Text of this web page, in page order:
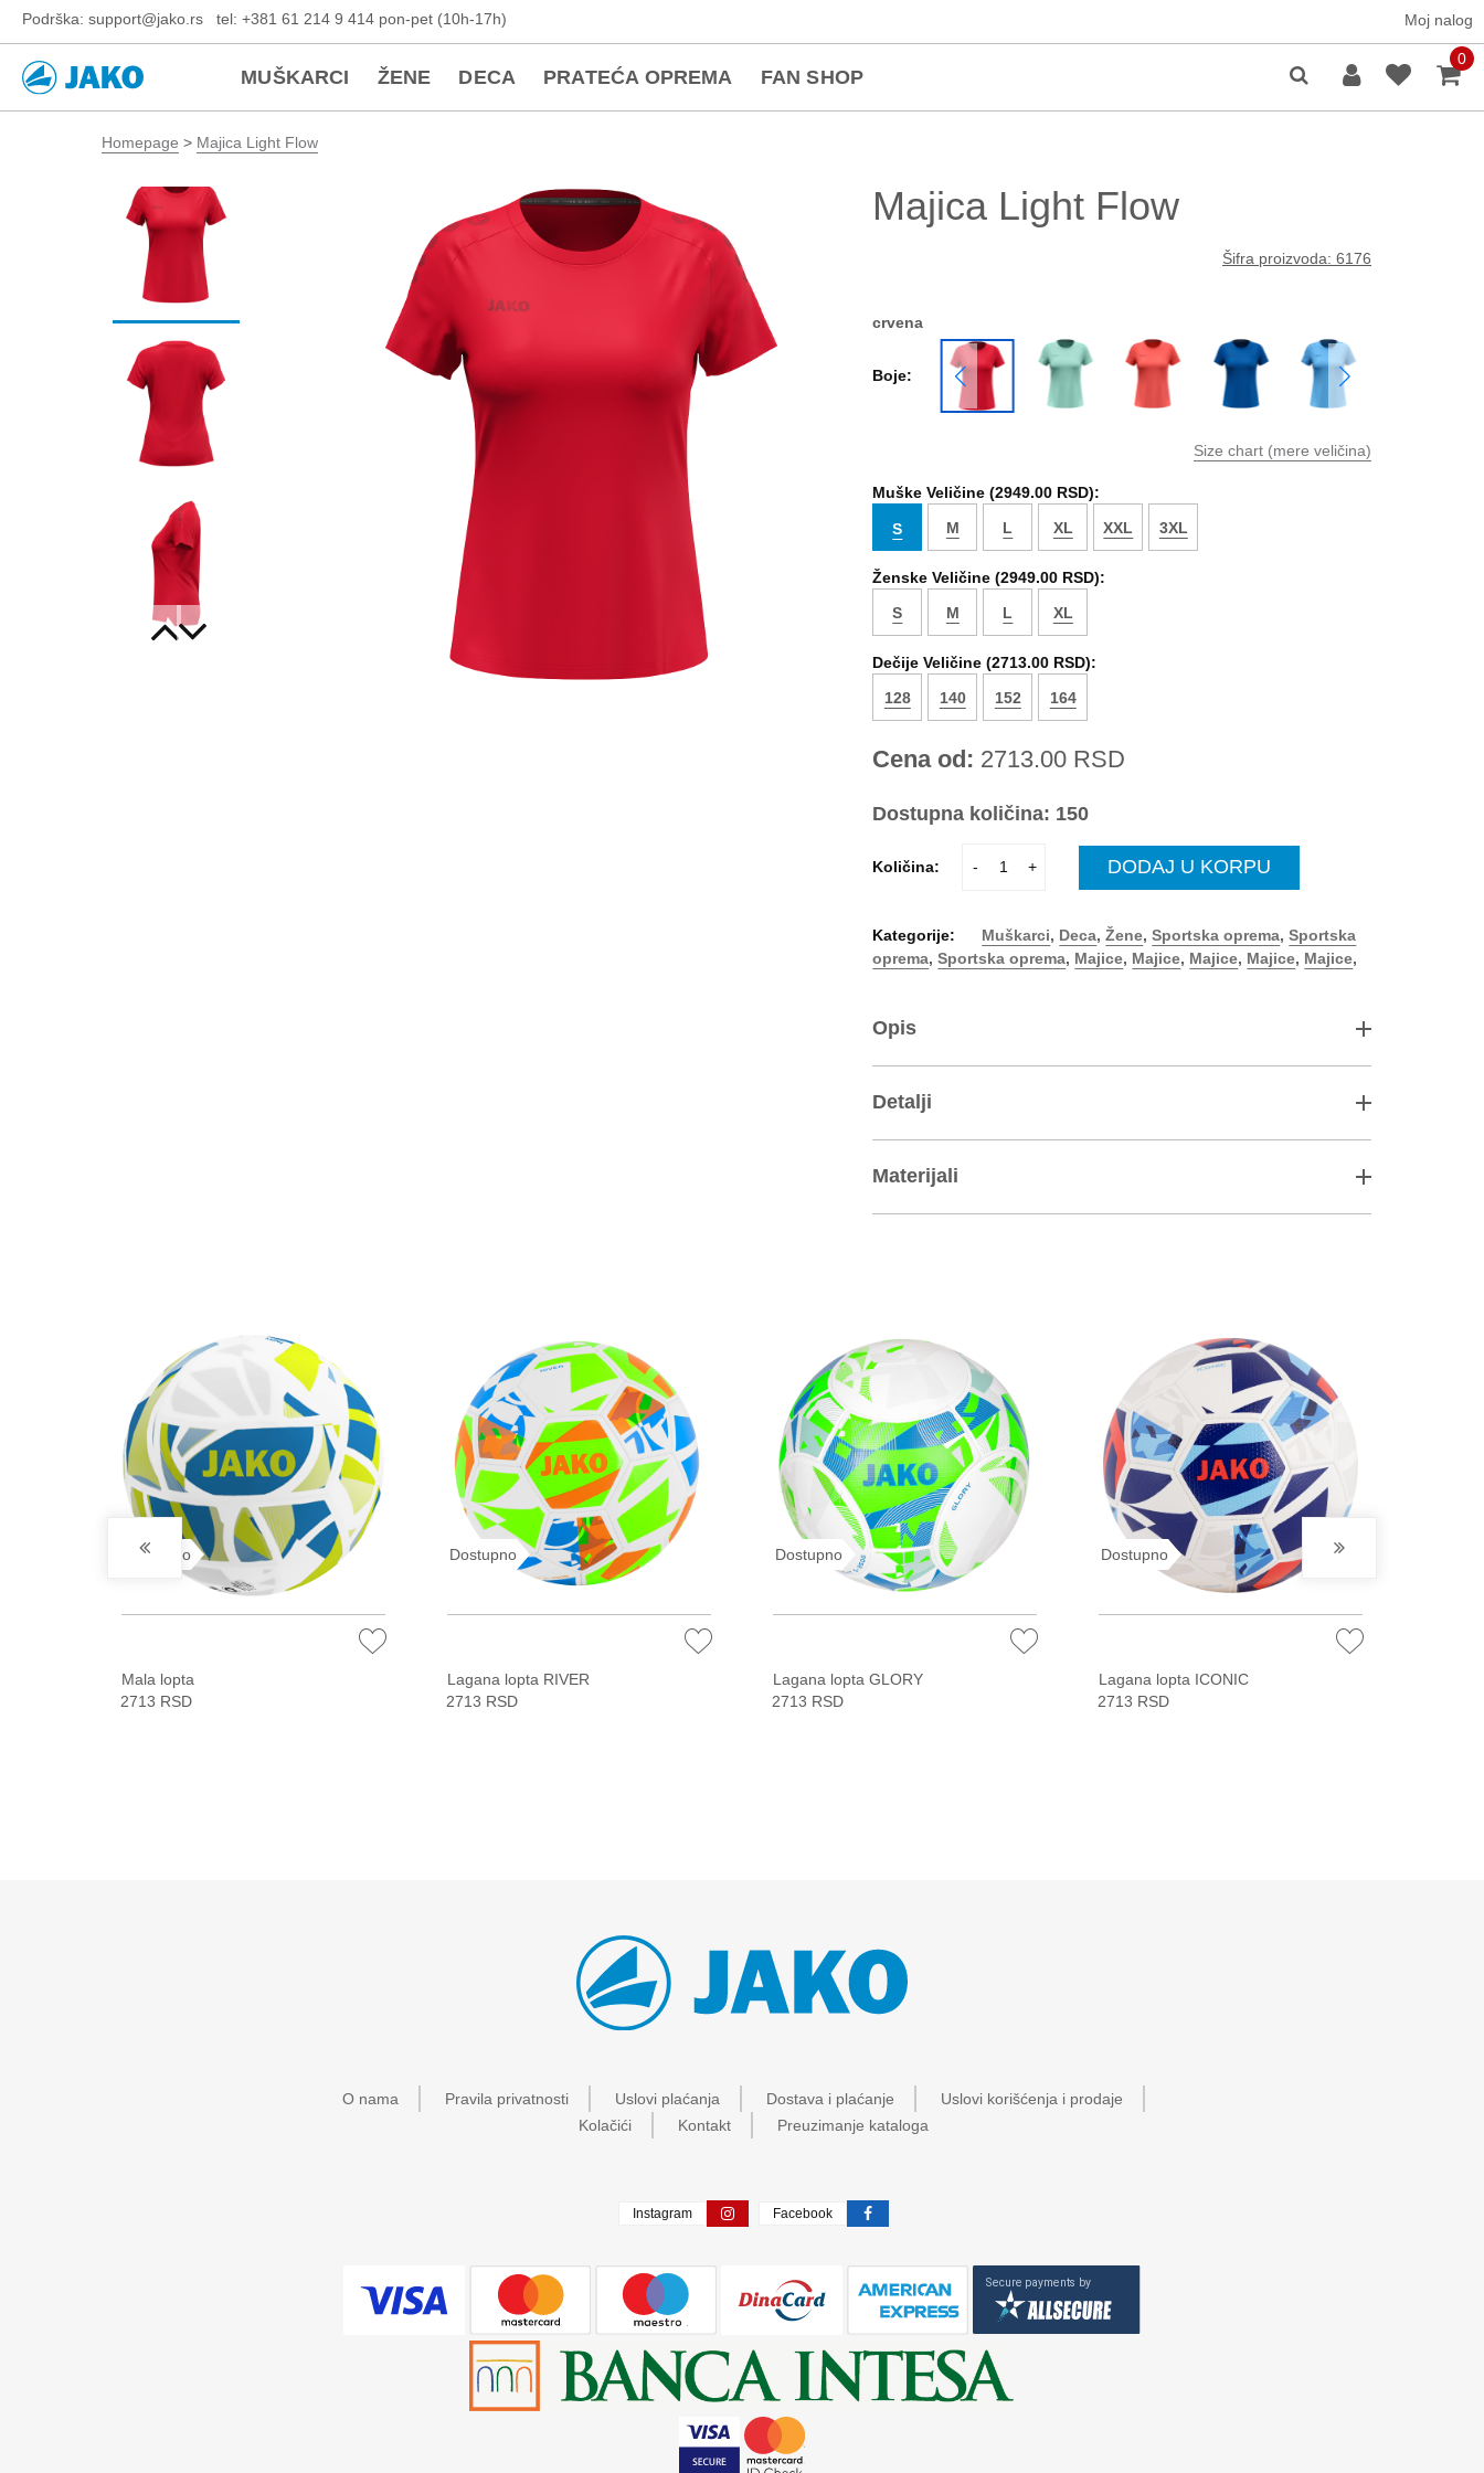
Podrška: support@jako.rs tel: +381 61 214 9 414 pon-pet (10h-17h) Moj nalog
MUŠKARCI ŽENE DECA PRATEĆA OPREMA FAN SHOP
0
Homepage > Majica Light Flow
Majica Light Flow
Šifra proizvoda: 6176
crvena
Boje:
Size chart (mere veličina)
Muške Veličine (2949.00 RSD):
S M L XL XXL 3XL
Ženske Veličine (2949.00 RSD):
S
M L XL
Dečije Veličine (2713.00 RSD):
128
140 152 164
Cena od: 2713.00 RSD
Dostupna količina: 150
Količina: - + DODAJ U KORPU
Kategorije: Muškarci, Deca,Žene,Sportska oprema,Sportska
oprema,Sportska oprema, Majice, Majice, Majice, Majice, Majice,
Opis
Detalji
Materijali
Dostupno
Mala lopta
2713 RSD
Dostupno
Lagana lopta RIVER
2713 RSD
Dostupno
Lagana lopta GLORY
2713 RSD
Dostupno
Lagana lopta ICONIC
2713 RSD
O nama Pravila privatnosti Uslovi plaćanja Dostava i plaćanje
Uslovi korišćenja i prodaje
Kolačići
Kontakt Preuzimanje kataloga
Instagram Facebook